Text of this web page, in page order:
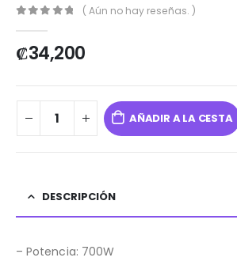
( Aún no hay reseñas. )
₡34,200
AÑADIR A LA CESTA
DESCRIPCIÓN
– Potencia: 700W